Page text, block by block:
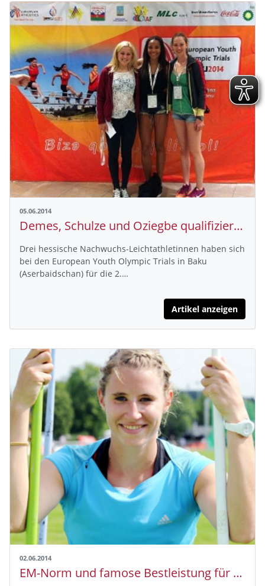
05.06.2014
Demes, Schulze und Oziegbe qualifizieren sich für die Olympischen Jugendspiele in Nanjing
Drei hessische Nachwuchs-Leichtathletinnen haben sich
bei den European Youth Olympic Trials in Baku
(Aserbaidschan) für die 2.…
Artikel anzeigen
02.06.2014
EM-Norm und famose Bestleistung für Carolin Schäfer – Behrenbruch und Rath steigen aus